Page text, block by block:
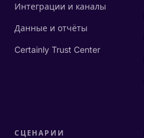
Интеграции и каналы
Данные и отчёты
Certainly Trust Center
СЦЕНАРИИ